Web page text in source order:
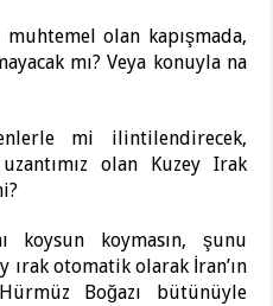
muhtemel olan kapışmada,
mı? Veya konuyla na
mi ilintilendirecek,
olan Kuzey Irak
koysun koymasın, şunu
ırak otomatik olarak İran’ın
Boğazı bütünüyle